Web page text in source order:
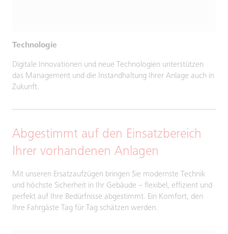
Technologie
Digitale Innovationen und neue Technologien unterstützen
das Management und die Instandhaltung Ihrer Anlage auch in
Zukunft.
Abgestimmt auf den Einsatzbereich
Ihrer vorhandenen Anlagen
Mit unseren Ersatzaufzügen bringen Sie modernste Technik
und höchste Sicherheit in Ihr Gebäude – flexibel, effizient und
perfekt auf Ihre Bedürfnisse abgestimmt. Ein Komfort, den
Ihre Fahrgäste Tag für Tag schätzen werden.